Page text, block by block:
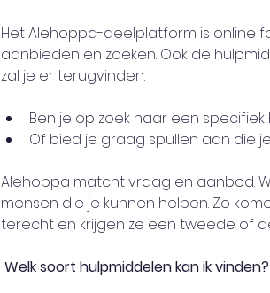
Het Alehoppa-deelplatform is online
aanbieden en zoeken. Ook de
zal je er terugvinden.
Ben je op zoek naar een specifiek
Of bied je graag spullen aan die
Alehoppa matcht vraag en aanbod.
mensen die je kunnen helpen. Zo
terecht en krijgen ze een tweede of
Welk soort hulpmiddelen kan ik vinden?